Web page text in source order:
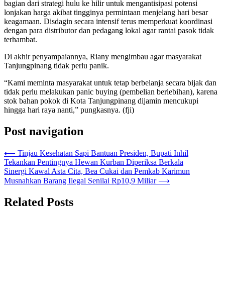
bagian dari strategi hulu ke hilir untuk mengantisipasi potensi
lonjakan harga akibat tingginya permintaan menjelang hari besar
keagamaan. Disdagin secara intensif terus memperkuat koordinasi
dengan para distributor dan pedagang lokal agar rantai pasok tidak
terhambat.
Di akhir penyampaiannya, Riany mengimbau agar masyarakat
Tanjungpinang tidak perlu panik.
“Kami meminta masyarakat untuk tetap berbelanja secara bijak dan
tidak perlu melakukan panic buying (pembelian berlebihan), karena
stok bahan pokok di Kota Tanjungpinang dijamin mencukupi
hingga hari raya nanti,” pungkasnya. (fji)
Post navigation
⟵ Tinjau Kesehatan Sapi Bantuan Presiden, Bupati Inhil
Tekankan Pentingnya Hewan Kurban Diperiksa Berkala
Sinergi Kawal Asta Cita, Bea Cukai dan Pemkab Karimun
Musnahkan Barang Ilegal Senilai Rp10,9 Miliar ⟶
Related Posts